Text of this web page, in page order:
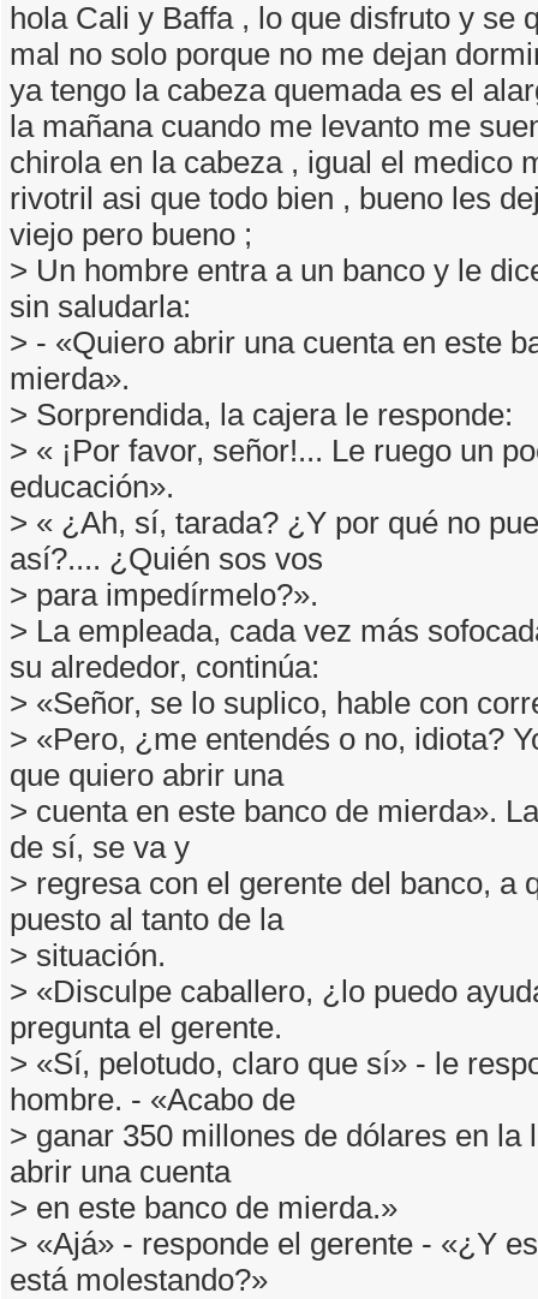
hola Cali y Baffa , lo que disfruto y se
mal no solo porque no me dejan
ya tengo la cabeza quemada es el
la mañana cuando me levanto me
chirola en la cabeza , igual el medico
rivotril asi que todo bien , bueno les
viejo pero bueno ;
> Un hombre entra a un banco y le
sin saludarla:
> - «Quiero abrir una cuenta en este
mierda».
> Sorprendida, la cajera le responde:
> « ¡Por favor, señor!... Le ruego un
educación».
> « ¿Ah, sí, tarada? ¿Y por qué no
así?.... ¿Quién sos vos
> para impedírmelo?».
> La empleada, cada vez más
su alrededor, continúa:
> «Señor, se lo suplico, hable con
> «Pero, ¿me entendés o no, idiota?
que quiero abrir una
> cuenta en este banco de mierda».
de sí, se va y
> regresa con el gerente del banco, a
puesto al tanto de la
> situación.
> «Disculpe caballero, ¿lo puedo
pregunta el gerente.
> «Sí, pelotudo, claro que sí» - le
hombre. - «Acabo de
> ganar 350 millones de dólares en la
abrir una cuenta
> en este banco de mierda.»
> «Ajá» - responde el gerente - «¿Y
está molestando?»